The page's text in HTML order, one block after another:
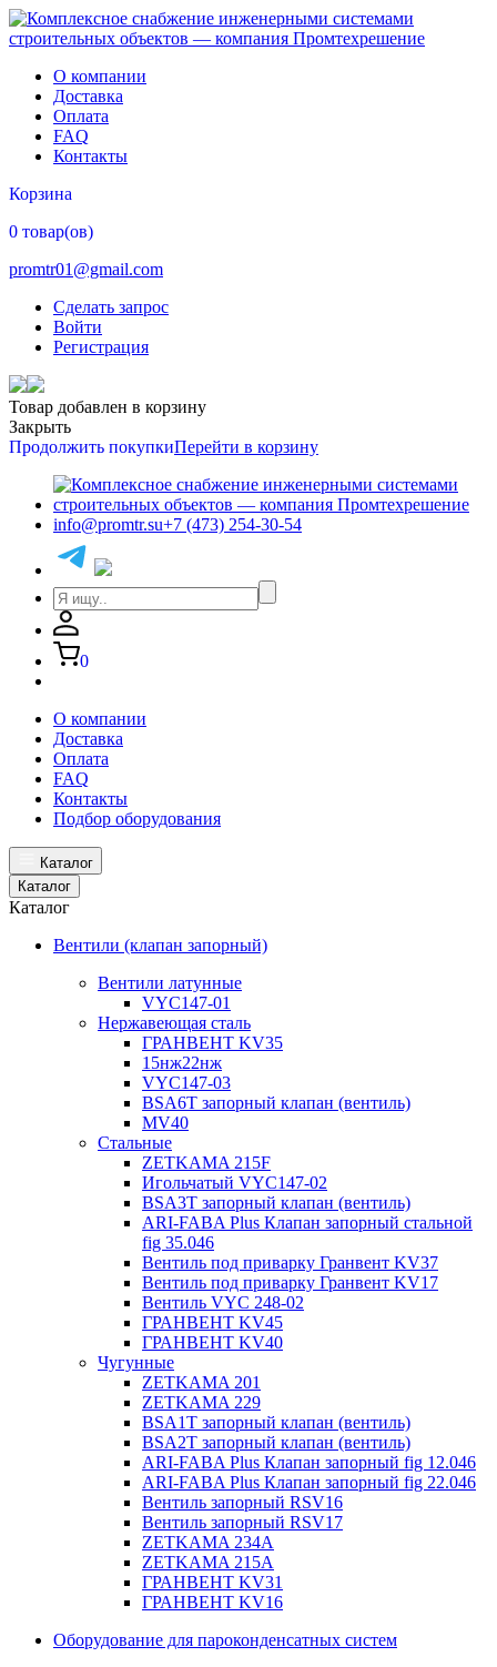
О компании
Доставка
Оплата
FAQ
Контакты
Корзина
0 товар(ов)
promtr01@gmail.com
Сделать запрос
Войти
Регистрация
Товар добавлен в корзину
Закрыть
Продолжить покупкиПерейти в корзину
info@promtr.su+7 (473) 254-30-54
0
О компании
Доставка
Оплата
FAQ
Контакты
Подбор оборудования
Каталог
Каталог
Каталог
Вентили (клапан запорный)
Вентили латунные
VYC147-01
Нержавеющая сталь
ГРАНВЕНТ KV35
15нж22нж
VYC147-03
BSA6T запорный клапан (вентиль)
MV40
Стальные
ZETKAMA 215F
Игольчатый VYC147-02
BSA3T запорный клапан (вентиль)
ARI-FABA Plus Клапан запорный стальной
fig 35.046
Вентиль под приварку Гранвент KV37
Вентиль под приварку Гранвент KV17
Вентиль VYC 248-02
ГРАНВЕНТ KV45
ГРАНВЕНТ KV40
Чугунные
ZETKAMA 201
ZETKAMA 229
BSA1T запорный клапан (вентиль)
BSA2T запорный клапан (вентиль)
ARI-FABA Plus Клапан запорный fig 12.046
ARI-FABA Plus Клапан запорный fig 22.046
Вентиль запорный RSV16
Вентиль запорный RSV17
ZETKAMA 234A
ZETKAMA 215A
ГРАНВЕНТ KV31
ГРАНВЕНТ KV16
Оборудование для пароконденсатных систем